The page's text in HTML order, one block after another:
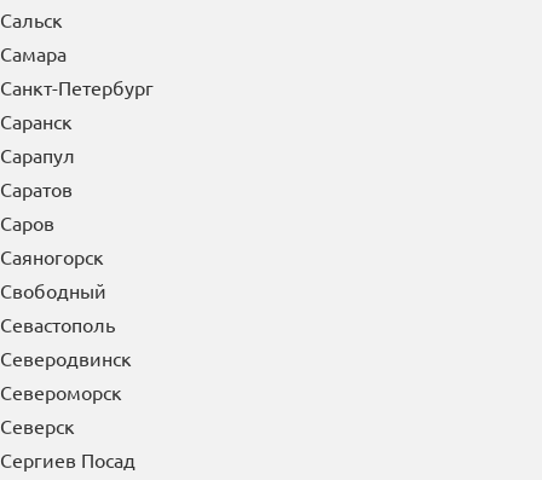
Сальск
Самара
Санкт-Петербург
Саранск
Сарапул
Саратов
Саров
Саяногорск
Свободный
Севастополь
Северодвинск
Североморск
Северск
Сергиев Посад